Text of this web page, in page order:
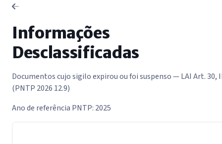
Informações
Desclassificadas
Documentos cujo sigilo expirou ou foi suspenso — LAI Art. 30,
(PNTP 2026 12.9)
Ano de referência PNTP: 2025